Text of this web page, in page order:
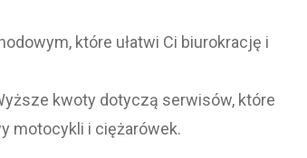
które ułatwi Ci biurokrację i
kwoty dotyczą serwisów, które
motocykli i ciężarówek.